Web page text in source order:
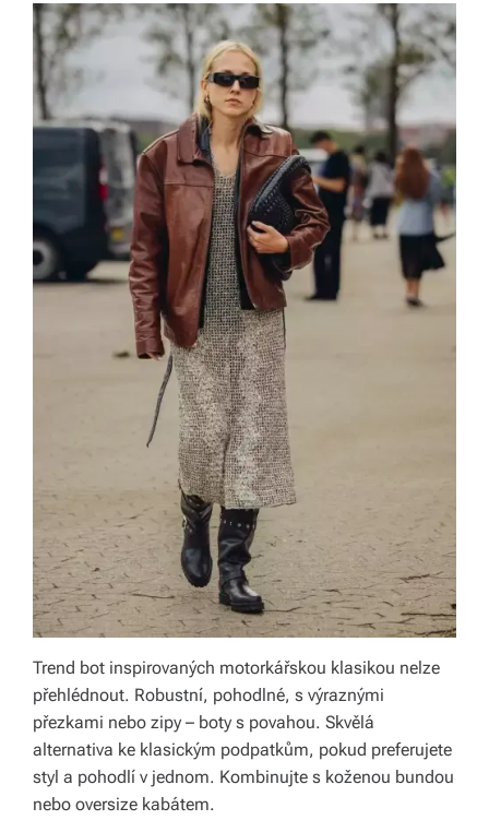
Trend bot inspirovaných motorkářskou klasikou nelze
přehlédnout. Robustní, pohodlné, s výraznými
přezkami nebo zipy – boty s povahou. Skvělá
alternativa ke klasickým podpatkům, pokud preferujete
styl a pohodlí v jednom. Kombinujte s koženou bundou
nebo oversize kabátem.